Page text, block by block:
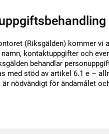
(Riksgälden) kommer vi
kontaktuppgifter och
behandlar
med stöd av artikel 6.1 e –
nödvändigt för ändamålet